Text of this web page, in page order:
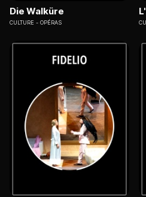
Die Walküre
CULTURE OPÉRAS